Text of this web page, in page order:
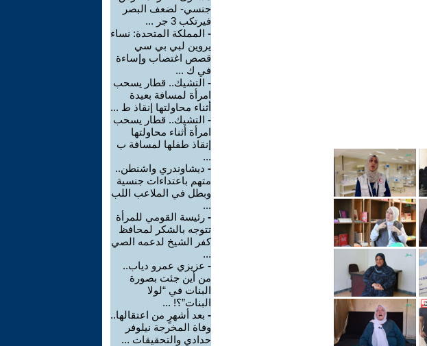
جنسي- لضعف البصر
فيرتكب 3 جر ...
- المملكة المتحدة: نساء
يروين لبي بي سي
قصص اغتصاب وإساءة
في ك ...
- التشيك.. قطار يسحب
امرأة لمسافة بعيدة
أثناء محاولتها إنقاذ ط ...
- التشيك.. قطار يسحب
امرأة أثناء محاولتها
إنقاذ طفلها لمسافة ب
...
- ديشاوندري واشنطن..
متهم باعتداءات جنسية
وبطل في الملاعب اللب
...
- رئيسة القومي للمرأة
تتوجه بالشكر لمحافظ
كفر الشيخ لدعمه الصي
...
- عزيزي عمرو دياب..
من أين جئت بصورة
البنات في “لولا
البنات”؟! ...
- بعد أشهرٍ من اعتقالها..
وفاة المخرجة نيلوفر
حدادي والتحقيقات ...